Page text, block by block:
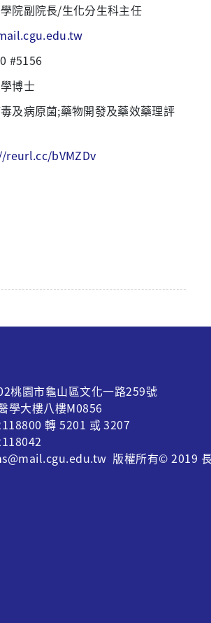
院副院長/生化分生科主任
#5156
博士
及病原菌;藥物開發及藥效藥理評
reurl.cc/bVMZDv
園市龜山區文化一路259號
大樓八樓M0856
轉 5201 或 3207
版權所有© 2019